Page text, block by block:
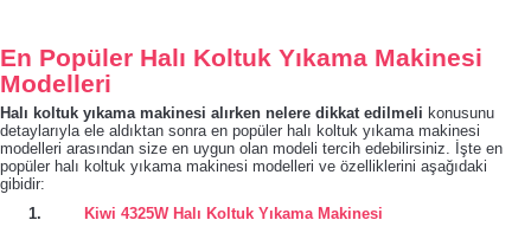
En Popüler Halı Koltuk Yıkama Makinesi
Modelleri
Halı koltuk yıkama makinesi alırken nelere dikkat edilmeli konusunu
detaylarıyla ele aldıktan sonra en popüler halı koltuk yıkama makinesi
modelleri arasından size en uygun olan modeli tercih edebilirsiniz. İşte en
popüler halı koltuk yıkama makinesi modelleri ve özelliklerini aşağıdaki
gibidir:
1.
Kiwi 4325W Halı Koltuk Yıkama Makinesi